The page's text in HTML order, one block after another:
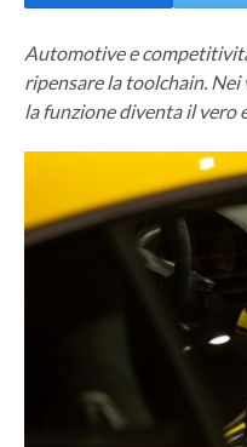
Automotive e
ripensare la toolchain.
la funzione diventa il vero